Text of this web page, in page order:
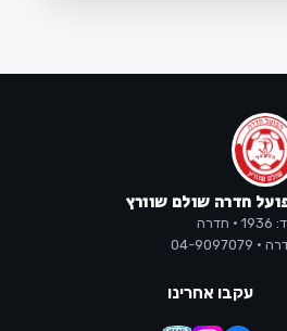
חדרה שולם שוורץ
עקבו אחרינו